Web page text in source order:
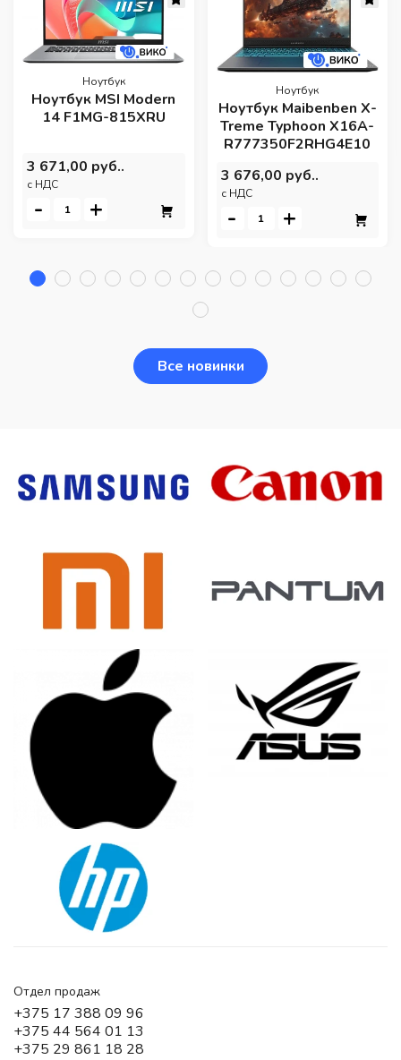
Ноутбук
Ноутбук MSI Modern
14 F1MG-815XRU
3 671,00 руб..
c НДС
- +
Ноутбук
Ноутбук Maibenben X-
Treme Typhoon X16A-
R777350F2RHG4E10
3 676,00 руб..
c НДС
- +
Все новинки
Отдел продаж
+375 17 388 09 96
+375 44 564 01 13
+375 29 861 18 28